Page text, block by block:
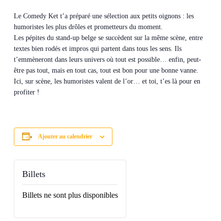
Le Comedy Ket t’a préparé une sélection aux petits oignons : les
humoristes les plus drôles et prometteurs du moment.
Les pépites du stand-up belge se succèdent sur la même scène, entre
textes bien rodés et impros qui partent dans tous les sens. Ils
t’emmèneront dans leurs univers où tout est possible… enfin, peut-
être pas tout, mais en tout cas, tout est bon pour une bonne vanne.
Ici, sur scène, les humoristes valent de l’or… et toi, t’es là pour en
profiter !
Ajouter au calendrier
Billets
Billets ne sont plus disponibles